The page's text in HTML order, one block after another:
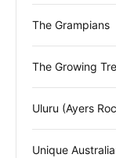
The Grampians
The Growing
Uluru (Ayers
Unique